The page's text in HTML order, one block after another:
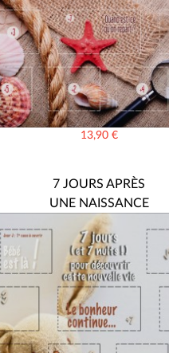
13,90 €
7 JOURS APRÈS
UNE NAISSANCE